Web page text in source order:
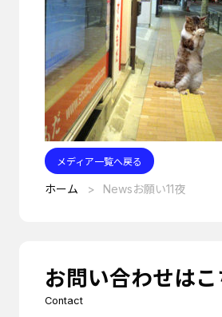
メディア一覧へ戻る
ホーム Newsお願い11夜
お問い合わせはこ
Contact